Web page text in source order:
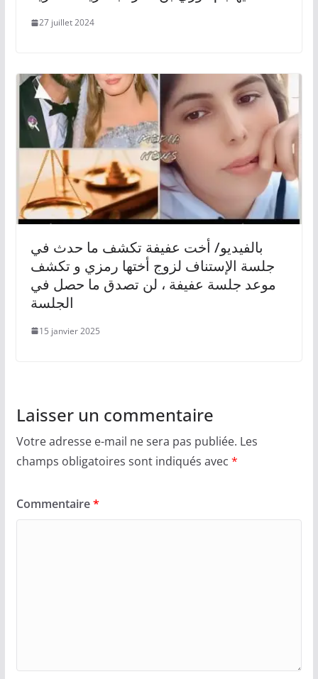
27 juillet 2024
بالفيديو/ أخت عفيفة تكشف ما حدث في
جلسة الإستناف لزوج أختها رمزي و تكشف
موعد جلسة عفيفة ، لن تصدق ما حصل في
الجلسة
15 janvier 2025
Laisser un commentaire
Votre adresse e-mail ne sera pas publiée. Les
champs obligatoires sont indiqués avec *
Commentaire*